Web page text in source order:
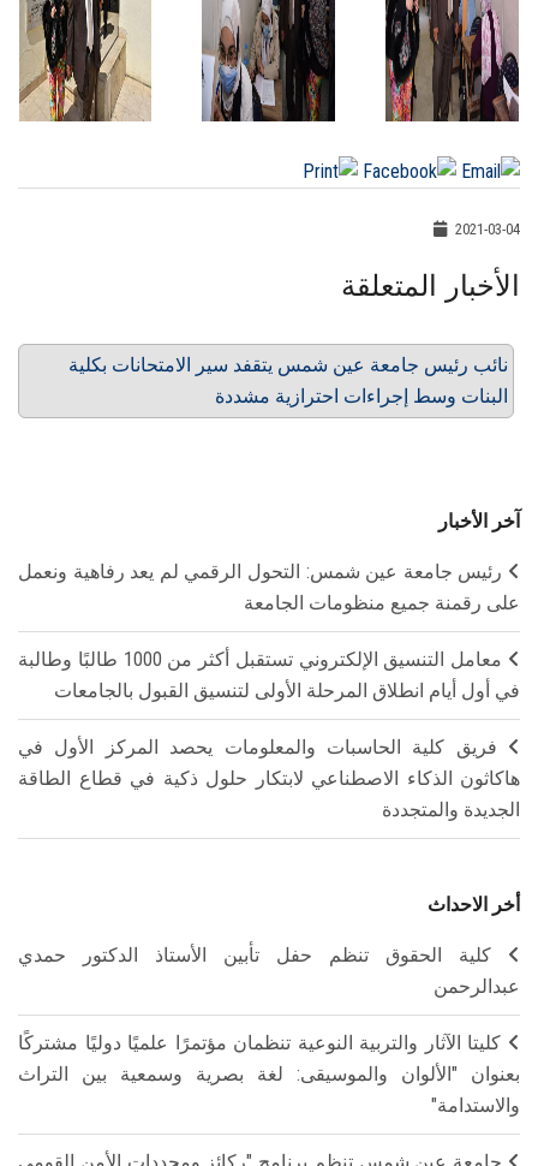
2021-03-04
الأخبار المتعلقة
نائب رئيس جامعة عين شمس يتقفد سير الامتحانات بكلية
البنات وسط إجراءات احترازية مشددة
آخر الأخبار
رئيس جامعة عين شمس: التحول الرقمي لم يعد رفاهية ونعمل
على رقمنة جميع منظومات الجامعة
معامل التنسيق الإلكتروني تستقبل أكثر من 1000 طالبًا وطالبة
في أول أيام انطلاق المرحلة الأولى لتنسيق القبول بالجامعات
فريق كلية الحاسبات والمعلومات يحصد المركز الأول في
هاكاثون الذكاء الاصطناعي لابتكار حلول ذكية في قطاع الطاقة
الجديدة والمتجددة
أخر الاحداث
كلية الحقوق تنظم حفل تأبين الأستاذ الدكتور حمدي
عبدالرحمن
كليتا الآثار والتربية النوعية تنظمان مؤتمرًا علميًا دوليًا مشتركًا
بعنوان "الألوان والموسيقى: لغة بصرية وسمعية بين التراث
والاستدامة"